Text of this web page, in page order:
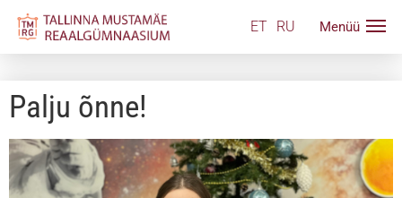
ET RU
Palju õnne!